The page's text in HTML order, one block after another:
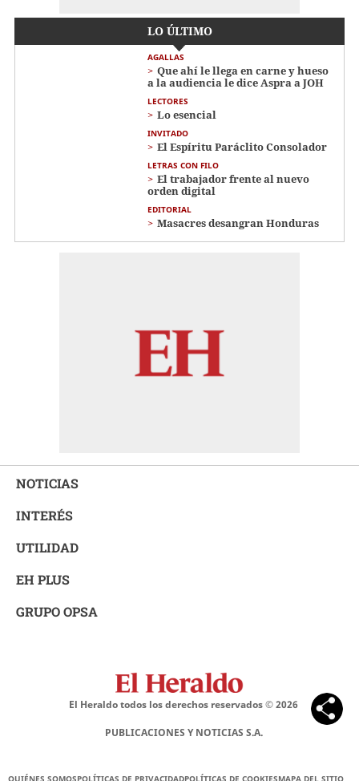
LO ÚLTIMO
AGALLAS
Que ahí le llega en carne y hueso
a la audiencia le dice Aspra a JOH
LECTORES
Lo esencial
INVITADO
El Espíritu Paráclito Consolador
LETRAS CON FILO
El trabajador frente al nuevo
orden digital
EDITORIAL
Masacres desangran Honduras
NOTICIAS
INTERÉS
UTILIDAD
EH PLUS
GRUPO OPSA
El Heraldo todos los derechos reservados ©2026
PUBLICACIONES Y NOTICIAS S.A.
QUIÉNES SOMOSPOLÍTICAS DE PRIVACIDADPOLÍTICAS DE COOKIESMAPA DEL SITIO